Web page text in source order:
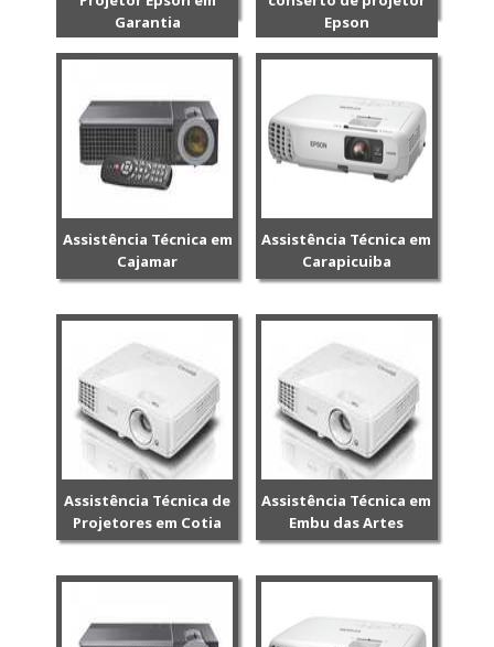
Garantia
Epson
Assistência Técnica em
Cajamar
Assistência Técnica em
Carapicuiba
Assistência Técnica de
Projetores em Cotia
Assistência Técnica em
Embu das Artes